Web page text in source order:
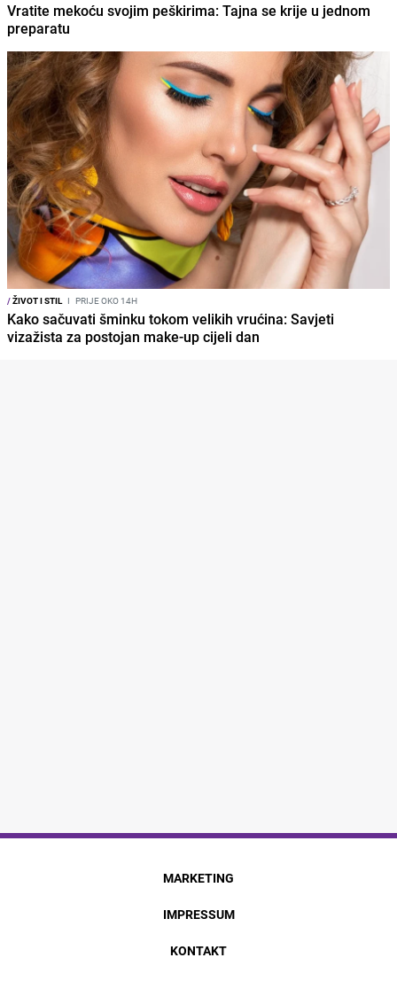
Vratite mekoću svojim peškirima: Tajna se krije u jednom
preparatu
/ŽIVOT I STIL I PRIJE OKO 14H
Kako sačuvati šminku tokom velikih vrućina: Savjeti
vizažista za postojan make-up cijeli dan
MARKETING
IMPRESSUM
KONTAKT